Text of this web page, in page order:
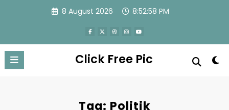
8 August 2026 8:52:59 PM
Click Free Pic
Tag: Politik